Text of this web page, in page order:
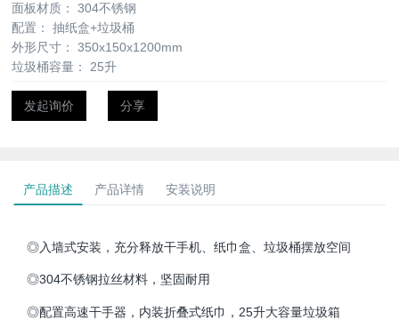
面板材质：
304不锈钢
配置：
抽纸盒+垃圾桶
外形尺寸：
350x150x1200mm
垃圾桶容量：
25升
发起询价 分享
产品描述 产品详情 安装说明
◎入墙式安装，充分释放干手机、纸巾盒、垃圾桶摆放空间
◎304不锈钢拉丝材料，坚固耐用
◎配置高速干手器，内装折叠式纸巾，25升大容量垃圾箱